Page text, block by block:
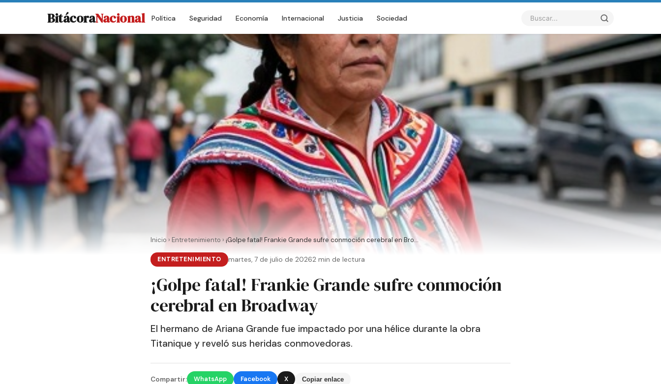
BitácoraNacional Política Seguridad Economía Internacional Justicia Sociedad
Inicio › Entretenimiento › ¡Golpe fatal! Frankie Grande sufre conmoción cerebral en Bro...
ENTRETENIMIENTO martes, 7 de julio de 20262 min de lectura
¡Golpe fatal! Frankie Grande sufre conmoción
cerebral en Broadway
El hermano de Ariana Grande fue impactado por una hélice durante la obra
Titanique y reveló sus heridas conmovedoras.
Compartir: WhatsApp Facebook X Copiar enlace